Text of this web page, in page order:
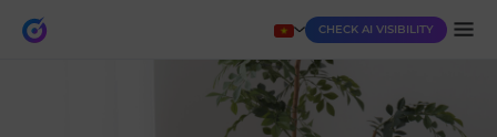
CHECK AI VISIBILITY